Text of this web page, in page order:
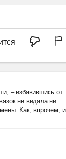
– избавившись от
не видала ни
Как, впрочем, и